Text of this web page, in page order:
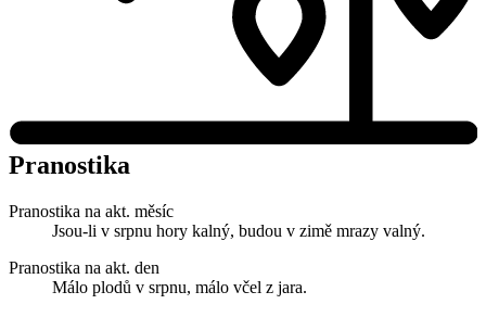
Pranostika
Pranostika na akt. měsíc
Jsou-li v srpnu hory kalný, budou v zimě mrazy valný.
Pranostika na akt. den
Málo plodů v srpnu, málo včel z jara.